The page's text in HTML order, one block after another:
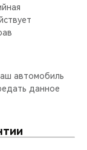
автомобиль
данное